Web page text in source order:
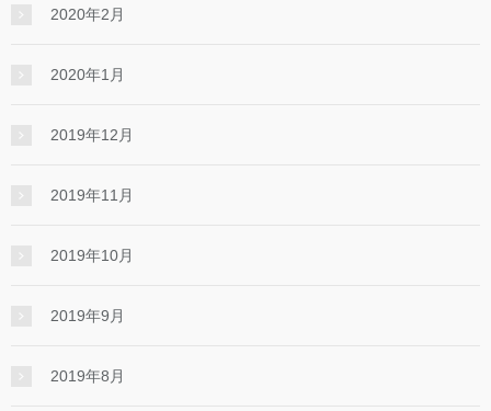
2020年2月
2020年1月
2019年12月
2019年11月
2019年10月
2019年9月
2019年8月